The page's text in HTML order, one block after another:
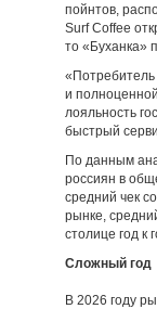
пойнтов,
Surf Coffee
то «Буханка»
«Потребитель
и
лояльность
быстрый
По данным
россиян в
средний чек
рынке,
столице год к
Сложный год
В 2026 году